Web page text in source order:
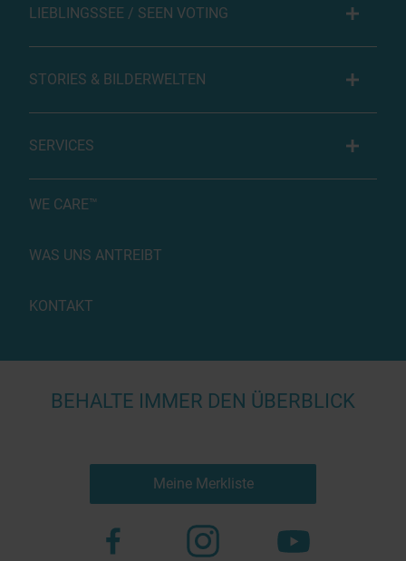
LIEBLINGSSEE / SEEN VOTING
STORIES & BILDERWELTEN
SERVICES
WE CARE™
WAS UNS ANTREIBT
KONTAKT
BEHALTE IMMER DEN ÜBERBLICK
Meine Merkliste